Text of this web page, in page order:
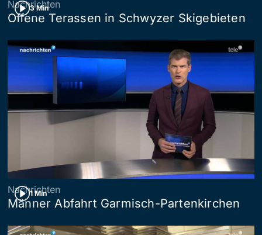
3 Min
Nachrichten
Offene Terassen in Schwyzer Skigebieten
1 Min
Nachrichten
Männer Abfahrt Garmisch-Partenkirchen